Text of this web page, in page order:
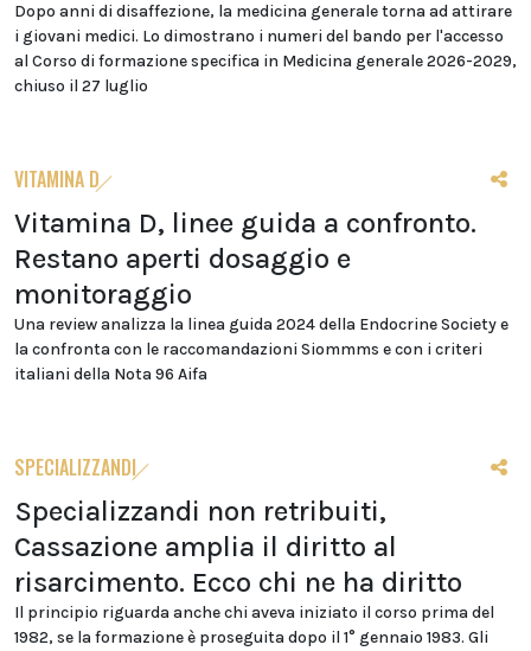
Dopo anni di disaffezione, la medicina generale torna ad attirare
i giovani medici. Lo dimostrano i numeri del bando per l'accesso
al Corso di formazione specifica in Medicina generale 2026-2029,
chiuso il 27 luglio
VITAMINA D
Vitamina D, linee guida a confronto.
Restano aperti dosaggio e
monitoraggio
Una review analizza la linea guida 2024 della Endocrine Society e
la confronta con le raccomandazioni Siommms e con i criteri
italiani della Nota 96 Aifa
SPECIALIZZANDI
Specializzandi non retribuiti,
Cassazione amplia il diritto al
risarcimento. Ecco chi ne ha diritto
Il principio riguarda anche chi aveva iniziato il corso prima del
1982, se la formazione è proseguita dopo il 1° gennaio 1983. Gli